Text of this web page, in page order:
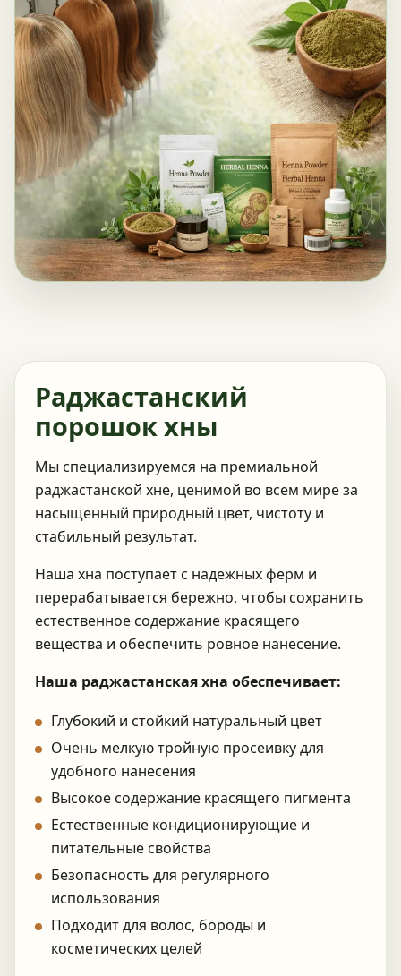
Раджастанский
порошок хны
Мы специализируемся на премиальной
раджастанской хне, ценимой во всем мире за
насыщенный природный цвет, чистоту и
стабильный результат.
Наша хна поступает с надежных ферм и
перерабатывается бережно, чтобы сохранить
естественное содержание красящего
вещества и обеспечить ровное нанесение.
Наша раджастанская хна обеспечивает:
Глубокий и стойкий натуральный цвет
Очень мелкую тройную просеивку для
удобного нанесения
Высокое содержание красящего пигмента
Естественные кондиционирующие и
питательные свойства
Безопасность для регулярного
использования
Подходит для волос, бороды и
косметических целей